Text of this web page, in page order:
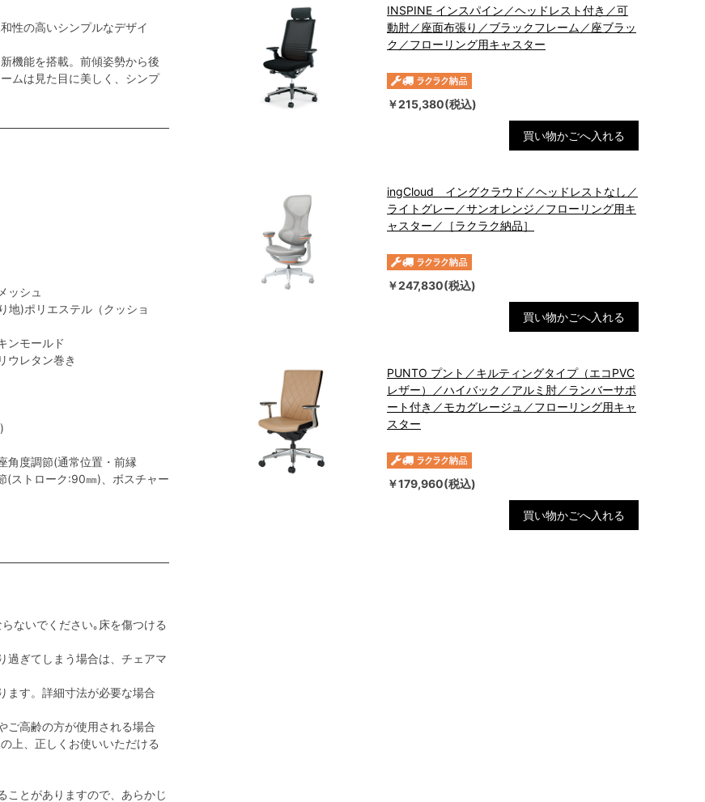
性の高いシンプルなデザイ
機能を搭載。前傾姿勢から後
ムは見た目に美しく、シンプ
ッシュ
地)ポリエステル（クッショ
ンモールド
ウレタン巻き
角度調節(通常位置・前縁
(ストローク:90㎜)、ボスチャー
ないでください｡床を傷つける
過ぎてしまう場合は、チェアマ
ます。詳細寸法が必要な場合
ご高齢の方が使用される場合
上、正しくお使いいただける
ことがありますので、あらかじ
INSPINE インスパイン／ヘッドレスト付き／可
動肘／座面布張り／ブラックフレーム／座ブラッ
ク／フローリング用キャスター
￥215,380(税込)
買い物かごへ入れる
ingCloud イングクラウド／ヘッドレストなし／
ライトグレー／サンオレンジ／フローリング用キ
ャスター／［ラクラク納品］
￥247,830(税込)
買い物かごへ入れる
PUNTO プント／キルティングタイプ（エコPVC
レザー）／ハイバック／アルミ肘／ランバーサポ
ート付き／モカグレージュ／フローリング用キャ
スター
￥179,960(税込)
買い物かごへ入れる